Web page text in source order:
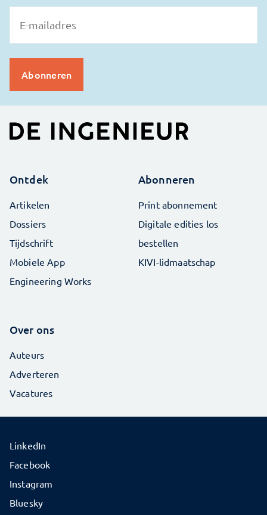
Ontdek
Artikelen
Dossiers
Tijdschrift
Mobiele App
Engineering Works
Abonneren
Print abonnement
Digitale edities los
bestellen
KIVI-lidmaatschap
Over ons
Auteurs
Adverteren
Vacatures
LinkedIn
Facebook
Instagram
Bluesky